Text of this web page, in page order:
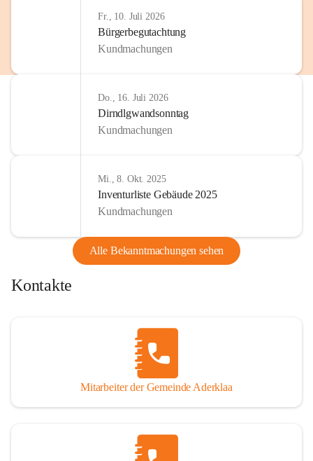
Fr., 10. Juli 2026
Bürgerbegutachtung
Kundmachungen
Do., 16. Juli 2026
Dirndlgwandsonntag
Kundmachungen
Mi., 8. Okt. 2025
Inventurliste Gebäude 2025
Kundmachungen
Alle Bekanntmachungen sehen
Kontakte
Mitarbeiter der Gemeinde Aderklaa